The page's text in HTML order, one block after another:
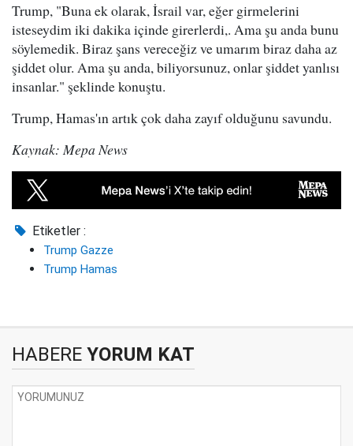
Trump, "Buna ek olarak, İsrail var, eğer girmelerini
isteseydim iki dakika içinde girerlerdi,. Ama şu anda bunu
söylemedik. Biraz şans vereceğiz ve umarım biraz daha az
şiddet olur. Ama şu anda, biliyorsunuz, onlar şiddet yanlısı
insanlar." şeklinde konuştu.
Trump, Hamas'ın artık çok daha zayıf olduğunu savundu.
Kaynak: Mepa News
Etiketler :
Trump Gazze
Trump Hamas
HABERE YORUM KAT